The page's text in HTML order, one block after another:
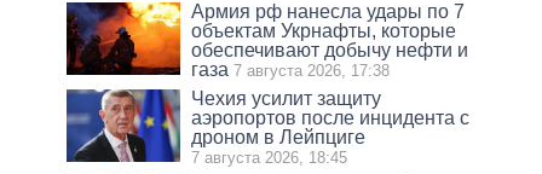
Армия рф нанесла удары по 7
объектам Укрнафты, которые
обеспечивают добычу нефти и
газа 7 августа 2026, 17:38
Чехия усилит защиту
аэропортов после инцидента с
дроном в Лейпциге
7 августа 2026, 18:45